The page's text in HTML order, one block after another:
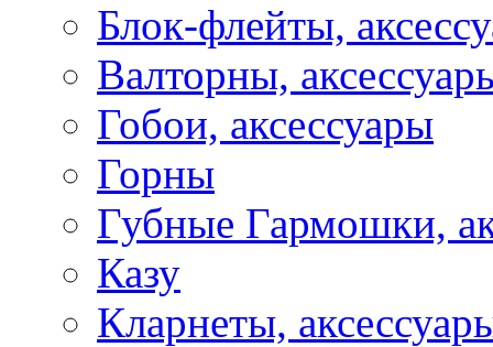
Блок-флейты,
Валторны,
Гобои, аксессуары
Горны
Губные Гармошки,
Казу
Кларнеты,